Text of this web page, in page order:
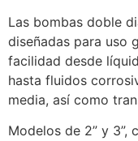
Las bombas doble
diseñadas para uso
facilidad desde
hasta fluidos
media, así como
Modelos de 2” y 3”,